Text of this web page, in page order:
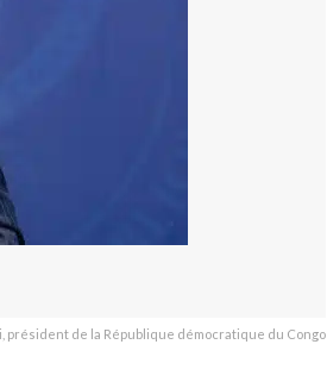
président de la République démocratique du Congo